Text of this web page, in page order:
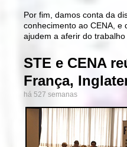
Por fim, damos conta da
conhecimento ao CENA,
ajudem a aferir do
STE e CENA
França,
há 527 semanas